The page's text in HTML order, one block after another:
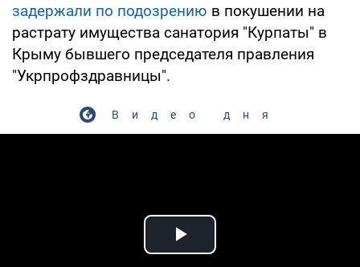
задержали по подозрению в покушении на
растрату имущества санатория "Курпаты" в
Крыму бывшего председателя правления
"Укрпрофздравницы".
Видео дня
Play Video